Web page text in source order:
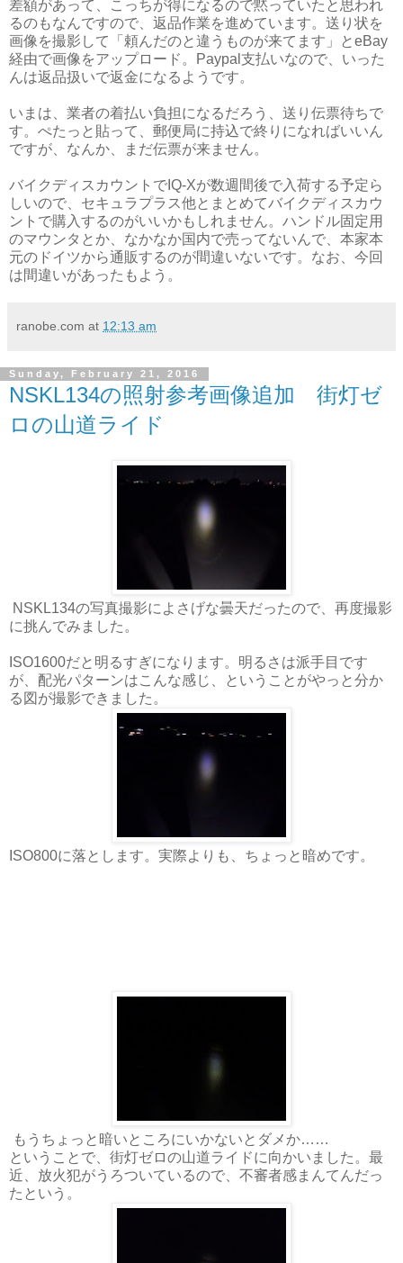
差額があって、こっちが得になるので黙っていたと思われ
るのもなんですので、返品作業を進めています。送り状を
画像を撮影して「頼んだのと違うものが来てます」とeBay
経由で画像をアップロード。Paypal支払いなので、いった
んは返品扱いで返金になるようです。
いまは、業者の着払い負担になるだろう、送り伝票待ちで
す。ぺたっと貼って、郵便局に持込で終りになればいいん
ですが、なんか、まだ伝票が来ません。
バイクディスカウントでIQ-Xが数週間後で入荷する予定ら
しいので、セキュラプラス他とまとめてバイクディスカウ
ントで購入するのがいいかもしれません。ハンドル固定用
のマウンタとか、なかなか国内で売ってないんで、本家本
元のドイツから通販するのが間違いないです。なお、今回
は間違いがあったもよう。
ranobe.com at 12:13 am
Sunday, February 21, 2016
NSKL134の照射参考画像追加 街灯ゼ
ロの山道ライド
NSKL134の写真撮影によさげな曇天だったので、再度撮影
に挑んでみました。
ISO1600だと明るすぎになります。明るさは派手目です
が、配光パターンはこんな感じ、ということがやっと分か
る図が撮影できました。
ISO800に落とします。実際よりも、ちょっと暗めです。
もうちょっと暗いところにいかないとダメか……
ということで、街灯ゼロの山道ライドに向かいました。最
近、放火犯がうろついているので、不審者感まんてんだっ
たという。